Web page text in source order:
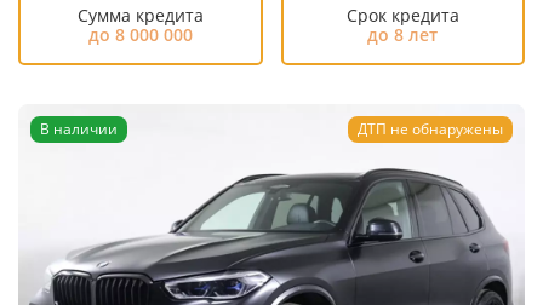
Сумма кредита
до 8 000 000
Срок кредита
до 8 лет
В наличии ДТП не обнаружены